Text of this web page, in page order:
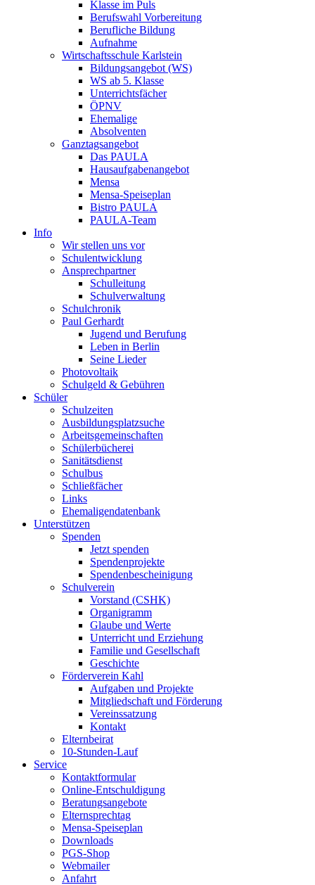
Klasse im Puls
Berufswahl Vorbereitung
Berufliche Bildung
Aufnahme
Wirtschaftsschule Karlstein
Bildungsangebot (WS)
WS ab 5. Klasse
Unterrichtsfächer
ÖPNV
Ehemalige
Absolventen
Ganztagsangebot
Das PAULA
Hausaufgabenangebot
Mensa
Mensa-Speiseplan
Bistro PAULA
PAULA-Team
Info
Wir stellen uns vor
Schulentwicklung
Ansprechpartner
Schulleitung
Schulverwaltung
Schulchronik
Paul Gerhardt
Jugend und Berufung
Leben in Berlin
Seine Lieder
Photovoltaik
Schulgeld & Gebühren
Schüler
Schulzeiten
Ausbildungsplatzsuche
Arbeitsgemeinschaften
Schülerbücherei
Sanitätsdienst
Schulbus
Schließfächer
Links
Ehemaligendatenbank
Unterstützen
Spenden
Jetzt spenden
Spendenprojekte
Spendenbescheinigung
Schulverein
Vorstand (CSHK)
Organigramm
Glaube und Werte
Unterricht und Erziehung
Familie und Gesellschaft
Geschichte
Förderverein Kahl
Aufgaben und Projekte
Mitgliedschaft und Förderung
Vereinssatzung
Kontakt
Elternbeirat
10-Stunden-Lauf
Service
Kontaktformular
Online-Entschuldigung
Beratungsangebote
Elternsprechtag
Mensa-Speiseplan
Downloads
PGS-Shop
Webmailer
Anfahrt